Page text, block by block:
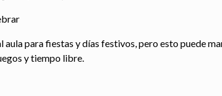
para fiestas y días festivos, pero esto puede
y tiempo libre.